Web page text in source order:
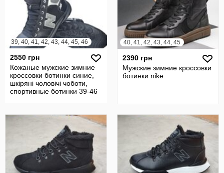
39, 40, 41, 42, 43, 44, 45, 46
2550 грн
Кожаные мужские зимние
кроссовки ботинки синие,
шкіряні чоловічі чоботи,
спортивные ботинки 39-46
40, 41, 42, 43, 44, 45
2390 грн
Мужские зимние кроссовки
ботинки nike